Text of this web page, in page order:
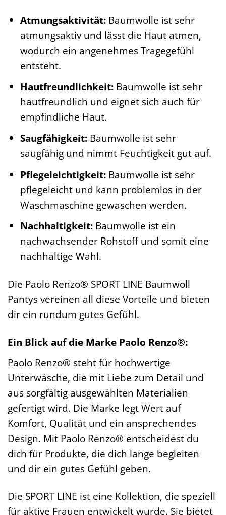
Atmungsaktivität:Baumwolle ist sehr
atmungsaktiv und lässt die Haut atmen,
wodurch ein angenehmes Tragegefühl
entsteht.
Hautfreundlichkeit:Baumwolle ist sehr
hautfreundlich und eignet sich auch für
empfindliche Haut.
Saugfähigkeit:Baumwolle ist sehr
saugfähig und nimmt Feuchtigkeit gut auf.
Pflegeleichtigkeit:Baumwolle ist sehr
pflegeleicht und kann problemlos in der
Waschmaschine gewaschen werden.
Nachhaltigkeit:Baumwolle ist ein
nachwachsender Rohstoff und somit eine
nachhaltige Wahl.
Die Paolo Renzo® SPORT LINE Baumwoll
Pantys vereinen all diese Vorteile und bieten
dir ein rundum gutes Gefühl.
Ein Blick auf die Marke Paolo Renzo®:
Paolo Renzo® steht für hochwertige
Unterwäsche, die mit Liebe zum Detail und
aus sorgfältig ausgewählten Materialien
gefertigt wird. Die Marke legt Wert auf
Komfort, Qualität und ein ansprechendes
Design. Mit Paolo Renzo® entscheidest du
dich für Produkte, die dich lange begleiten
und dir ein gutes Gefühl geben.
Die SPORT LINE ist eine Kollektion, die speziell
für aktive Frauen entwickelt wurde. Sie bietet